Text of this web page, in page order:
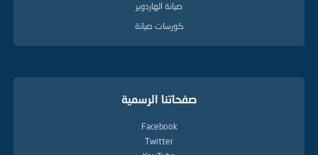
صيانة الهاردوير
كورسات صيانة
صفحاتنا الرسمية
Facebook
Twitter